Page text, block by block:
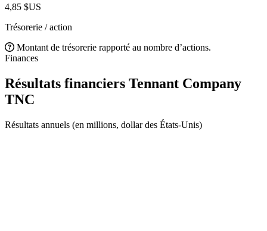
4,85 $US
Trésorerie / action
Montant de trésorerie rapporté au nombre d’actions.
Finances
Résultats financiers Tennant Company
TNC
Résultats annuels (en millions, dollar des États-Unis)